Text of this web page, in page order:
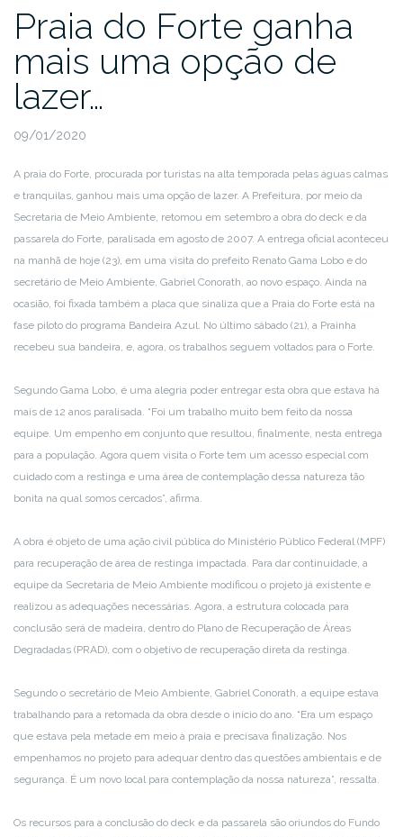
Praia do Forte ganha
mais uma opção de
lazer…
09/01/2020
A praia do Forte, procurada por turistas na alta temporada pelas águas calmas
e tranquilas, ganhou mais uma opção de lazer. A Prefeitura, por meio da
Secretaria de Meio Ambiente, retomou em setembro a obra do deck e da
passarela do Forte, paralisada em agosto de 2007. A entrega oficial aconteceu
na manhã de hoje (23), em uma visita do prefeito Renato Gama Lobo e do
secretário de Meio Ambiente, Gabriel Conorath, ao novo espaço. Ainda na
ocasião, foi fixada também a placa que sinaliza que a Praia do Forte está na
fase piloto do programa Bandeira Azul. No último sábado (21), a Prainha
recebeu sua bandeira, e, agora, os trabalhos seguem voltados para o Forte.
Segundo Gama Lobo, é uma alegria poder entregar esta obra que estava há
mais de 12 anos paralisada. “Foi um trabalho muito bem feito da nossa
equipe. Um empenho em conjunto que resultou, finalmente, nesta entrega
para a população. Agora quem visita o Forte tem um acesso especial com
cuidado com a restinga e uma área de contemplação dessa natureza tão
bonita na qual somos cercados”, afirma.
A obra é objeto de uma ação civil pública do Ministério Público Federal (MPF)
para recuperação de área de restinga impactada. Para dar continuidade, a
equipe da Secretaria de Meio Ambiente modificou o projeto já existente e
realizou as adequações necessárias. Agora, a estrutura colocada para
conclusão será de madeira, dentro do Plano de Recuperação de Áreas
Degradadas (PRAD), com o objetivo de recuperação direta da restinga.
Segundo o secretário de Meio Ambiente, Gabriel Conorath, a equipe estava
trabalhando para a retomada da obra desde o início do ano. “Era um espaço
que estava pela metade em meio à praia e precisava finalização. Nos
empenhamos no projeto para adequar dentro das questões ambientais e de
segurança. É um novo local para contemplação da nossa natureza”, ressalta.
Os recursos para a conclusão do deck e da passarela são oriundos do Fundo